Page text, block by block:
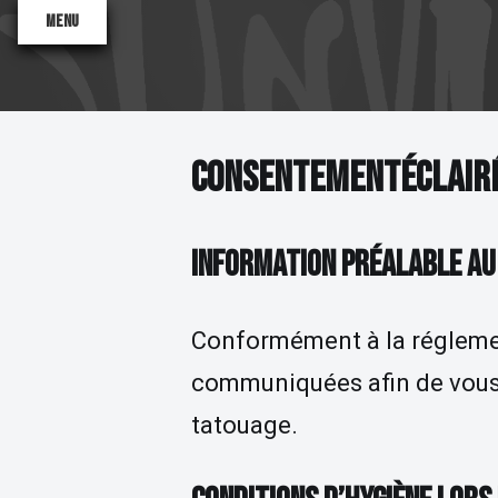
Menu
CONSENTEMENT
CONSENTEMENTÉCLAIR
INFORMATION PRÉALABLE
Conformément à la
communiquées afin de
tatouage.